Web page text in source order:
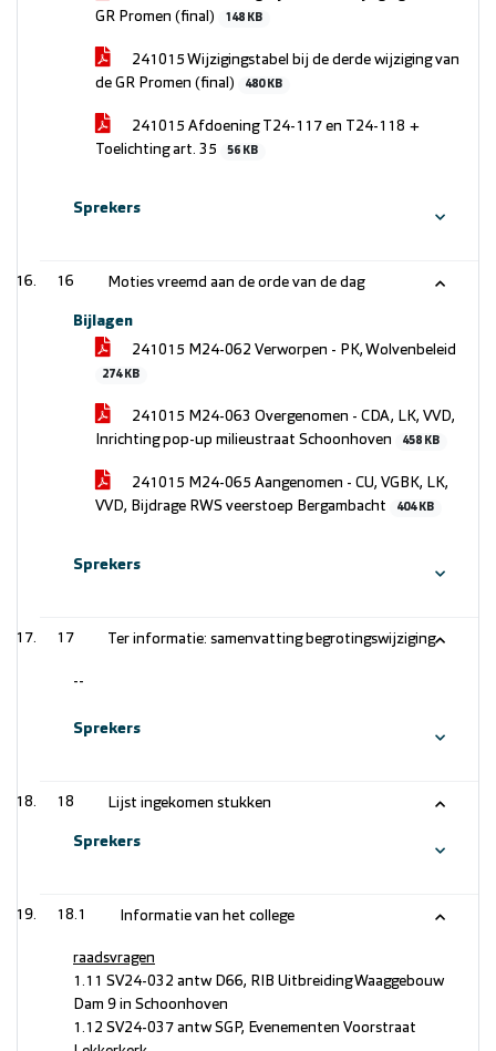
GR Promen (final)
148 KB
241015 Wijzigingstabel bij de derde wijziging van
de GR Promen (final)
480 KB
241015 Afdoening T24-117 en T24-118 +
Toelichting art. 35
56 KB
Sprekers
16 Moties vreemd aan de orde van de dag
Bijlagen
241015 M24-062 Verworpen - PK, Wolvenbeleid
274 KB
241015 M24-063 Overgenomen - CDA, LK, VVD,
Inrichting pop-up milieustraat Schoonhoven
458 KB
241015 M24-065 Aangenomen - CU, VGBK, LK,
VVD, Bijdrage RWS veerstoep Bergambacht
404 KB
Sprekers
17 Ter informatie: samenvatting begrotingswijziging
--
Sprekers
18 Lijst ingekomen stukken
Sprekers
18.1 Informatie van het college
raadsvragen
1.11 SV24-032 antw D66, RIB Uitbreiding Waaggebouw
Dam 9 in Schoonhoven
1.12 SV24-037 antw SGP, Evenementen Voorstraat